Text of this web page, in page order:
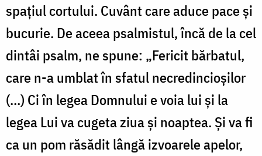
spaţiul cortului. Cuvânt care aduce pace şi
bucurie. De aceea psalmistul, încă de la cel
dintâi psalm, ne spune: „Fericit bărbatul,
care n-a umblat în sfatul necredincioşilor
(…) Ci în legea Domnului e voia lui şi la
legea Lui va cugeta ziua şi noaptea. Şi va fi
ca un pom răsădit lângă izvoarele apelor,